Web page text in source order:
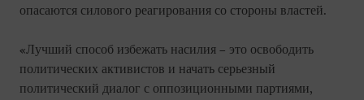
опасаются силового реагирования со стороны властей.
«Лучший способ избежать насилия – это освободить
политических активистов и начать серьезный
политический диалог с оппозиционными партиями,